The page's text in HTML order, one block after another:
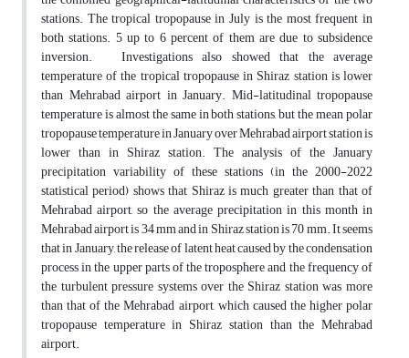
stations. The tropical tropopause in July is the most frequent in
both stations. 5 up to 6 percent of them are due to subsidence
inversion. Investigations also showed that the average
temperature of the tropical tropopause in Shiraz station is lower
than Mehrabad airport in January. Mid-latitudinal tropopause
temperature is almost the same in both stations, but the mean polar
tropopause temperature in January over Mehrabad airport station is
lower than in Shiraz station. The analysis of the January
precipitation variability of these stations (in the 2000-2022
statistical period) shows that Shiraz is much greater than that of
Mehrabad airport, so the average precipitation in this month in
Mehrabad airport is 34 mm and in Shiraz station is 70 mm. It seems
that in January, the release of latent heat caused by the condensation
process in the upper parts of the troposphere and the frequency of
the turbulent pressure systems over the Shiraz station was more
than that of the Mehrabad airport, which caused the higher polar
tropopause temperature in Shiraz station than the Mehrabad
airport.